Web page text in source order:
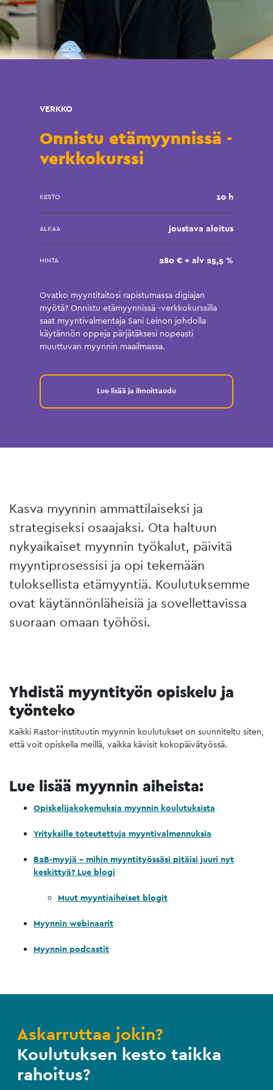
VERKKO
Onnistu etämyynnissä -
verkkokurssi
KESTO 10 h
ALKAA joustava aloitus
HINTA 280 € + alv 25,5 %
Ovatko myyntitaitosi rapistumassa digiajan
myötä? Onnistu etämyynnissä -verkkokurssilla
saat myyntivalmentaja Sani Leinon johdolla
käytännön oppeja pärjätäksesi nopeasti
muuttuvan myynnin maailmassa.
Lue lisää ja ilmoittaudu
Kasva myynnin ammattilaiseksi ja
strategiseksi osaajaksi. Ota haltuun
nykyaikaiset myynnin työkalut, päivitä
myyntiprosessisi ja opi tekemään
tuloksellista etämyyntiä. Koulutuksemme
ovat käytännönläheisiä ja sovellettavissa
suoraan omaan työhösi.
Yhdistä myyntityön opiskelu ja
työnteko
Kaikki Rastor-instituutin myynnin koulutukset on suunniteltu siten,
että voit opiskella meillä, vaikka kävisit kokopäivätyössä.
Lue lisää myynnin aiheista:
Opiskelijakokemuksia myynnin koulutuksista
Yrityksille toteutettuja myyntivalmennuksia
B2B-myyjä - mihin myyntityössäsi pitäisi juuri nyt
keskittyä? Lue blogi
Muut myyntiaiheiset blogit
Myynnin webinaarit
Myynnin podcastit
Askarruttaa jokin?
Koulutuksen kesto taikka
rahoitus?